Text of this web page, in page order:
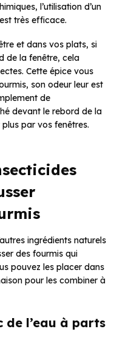
l’utilisation d’un
très efficace.
et dans vos plats, si
de la fenêtre, cela
Cette épice vous
son odeur leur est
de
devant le rebord de la
par vos fenêtres.
ingrédients naturels
des fourmis qui
pouvez les placer dans
pour les combiner à
de l’eau à parts